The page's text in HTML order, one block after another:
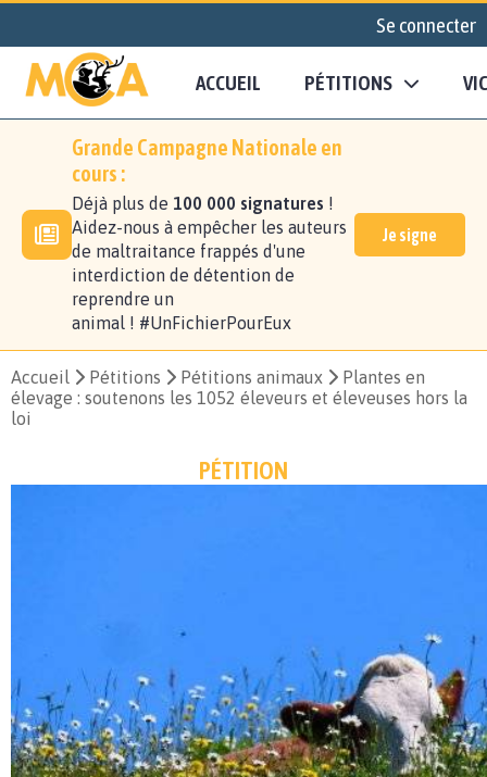
Se connecter
ACCUEIL PÉTITIONS
Grande Campagne Nationale en
cours :
Déjà plus de 100 000 signatures !
Aidez-nous à empêcher les auteurs
de maltraitance frappés d'une
interdiction de détention de
reprendre un
animal ! #UnFichierPourEux
Je signe
Accueil Pétitions Pétitions animaux
Plantes en
élevage : soutenons les 1052 éleveurs et éleveuses hors la
loi
PÉTITION